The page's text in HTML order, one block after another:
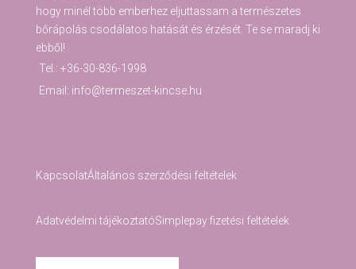
hogy minél több emberhez eljuttassam a természetes
bőrápolás csodálatos hatását és érzését. Te se maradj ki
ebből!
Tel.: +36-30-836-1998
Email: info@termeszet-kincse.hu
KapcsolatÁltalános szerződési feltételek
Adatvédelmi tájékoztatóSimplepay fizetési feltételek